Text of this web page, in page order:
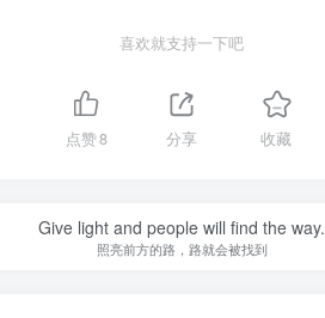
喜欢就支持一下吧
点赞8 分享 收藏
Give light and people will find the way.
照亮前方的路，路就会被找到